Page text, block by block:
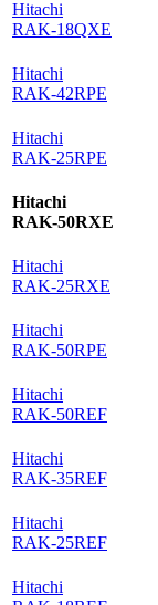
Hitachi
RAK-18QXE
Hitachi
RAK-42RPE
Hitachi
RAK-25RPE
Hitachi
RAK-50RXE
Hitachi
RAK-25RXE
Hitachi
RAK-50RPE
Hitachi
RAK-50REF
Hitachi
RAK-35REF
Hitachi
RAK-25REF
Hitachi